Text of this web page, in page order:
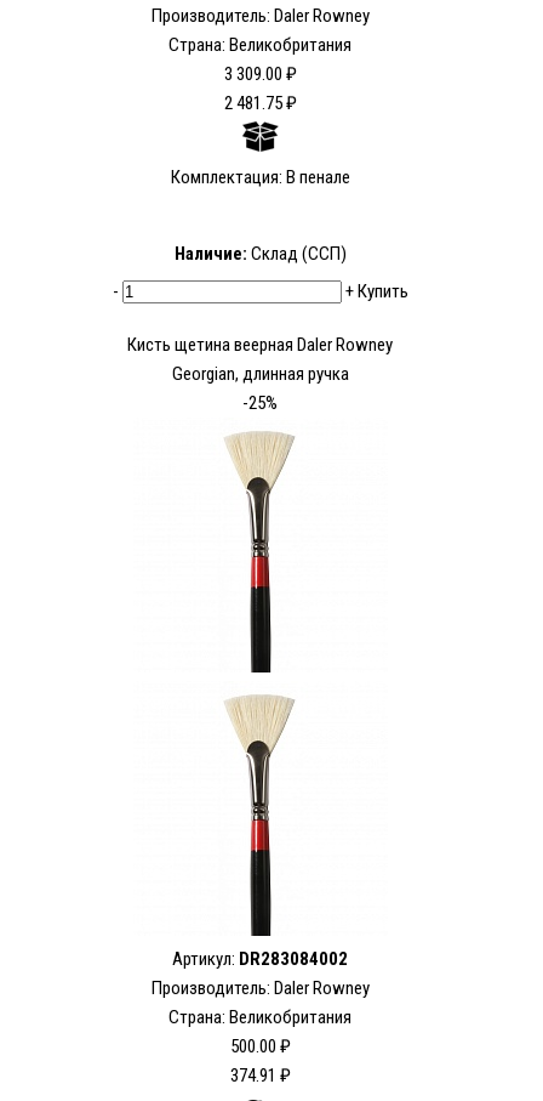
Производитель: Daler Rowney
Страна: Великобритания
3 309.00 ₽
2 481.75 ₽
Комплектация: В пенале
Наличие: Склад (ССП)
-
+Купить
Кисть щетина веерная Daler Rowney
Georgian, длинная ручка
-25%
Артикул: DR283084002
Производитель: Daler Rowney
Страна: Великобритания
500.00 ₽
374.91 ₽